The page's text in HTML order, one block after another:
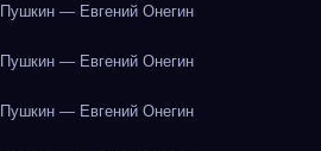
— Евгений Онегин
— Евгений Онегин
— Евгений Онегин